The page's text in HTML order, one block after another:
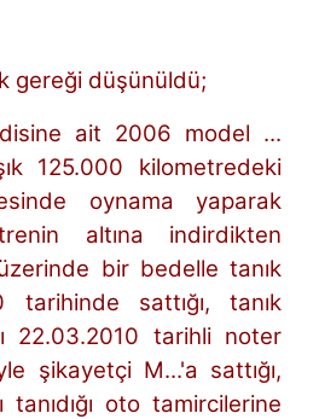
gereği düşünüldü;
ait 2006 model ...
125.000 kilometredeki
oynama yaparak
altına indirdikten
bir bedelle tanık
tarihinde sattığı, tanık
22.03.2010 tarihli noter
şikayetçi M...'a sattığı,
tanıdığı oto tamircilerine